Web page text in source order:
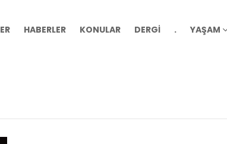
HABERLER KONULAR DERGİ . YAŞAM